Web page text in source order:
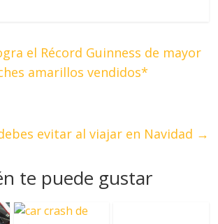
el Récord Guinness de mayor
amarillos vendidos*
evitar al viajar en Navidad →
te puede gustar